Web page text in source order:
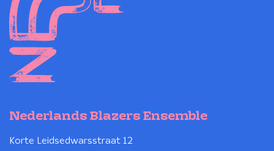
Nederlands Blazers Ensemble
Korte Leidsedwarsstraat 12